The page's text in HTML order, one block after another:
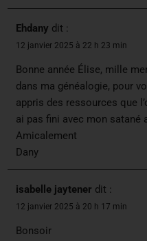
Ehdany dit :
12 janvier 2025 à 22 h 23 min
Bonne année Élise, mille
dans ma généalogie, pour
appris des ressources que
ai pas fini avec mon satané
Amicalement
Dany
isabelle jaytener dit :
12 janvier 2025 à 20 h 17 min
Bonsoir